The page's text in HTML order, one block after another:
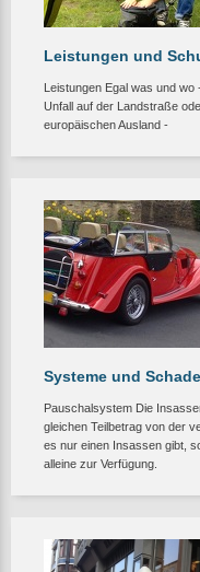
Leistungen und
Leistungen Egal was und wo
Unfall auf der Landstraße
europäischen Ausland -
Systeme und
Pauschalsystem Die
gleichen Teilbetrag von der
es nur einen Insassen gibt,
alleine zur Verfügung.